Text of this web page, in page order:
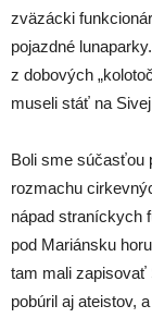
zväzácki
pojazdné
z dobových
museli stáť na
Boli sme súčasťou
rozmachu
nápad straníckych
pod Mariánsku
tam mali zapisovať
pobúril aj ateistov,